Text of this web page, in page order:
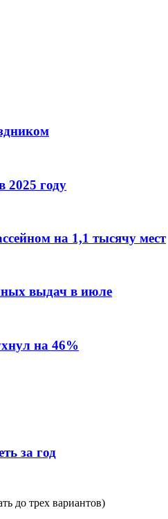
2025 году
на 1,1 тысячу мест
выдач в июле
на 46%
за год
до трех вариантов)